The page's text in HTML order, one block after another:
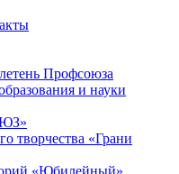
Профсоюза
и науки
творчества «Грани
«Юбилейный»